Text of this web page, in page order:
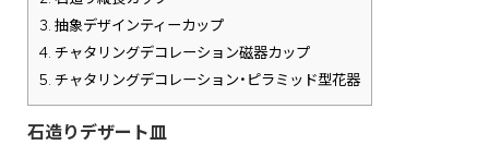
3. 抽象デザインティーカップ
4. チャタリングデコレーション磁器カップ
5. チャタリングデコレーション・ピラミッド型花器
石造りデザート皿